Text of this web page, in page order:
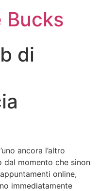
Bucks
di
ancora l’altro
dal momento che sinon
online,
immediatamente